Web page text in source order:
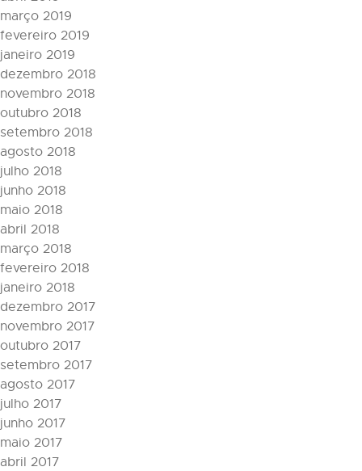
março 2019
fevereiro 2019
janeiro 2019
dezembro 2018
novembro 2018
outubro 2018
setembro 2018
agosto 2018
julho 2018
junho 2018
maio 2018
abril 2018
março 2018
fevereiro 2018
janeiro 2018
dezembro 2017
novembro 2017
outubro 2017
setembro 2017
agosto 2017
julho 2017
junho 2017
maio 2017
abril 2017